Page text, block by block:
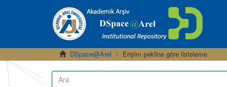
DSpace@Arel Erişim şekline göre listeleme